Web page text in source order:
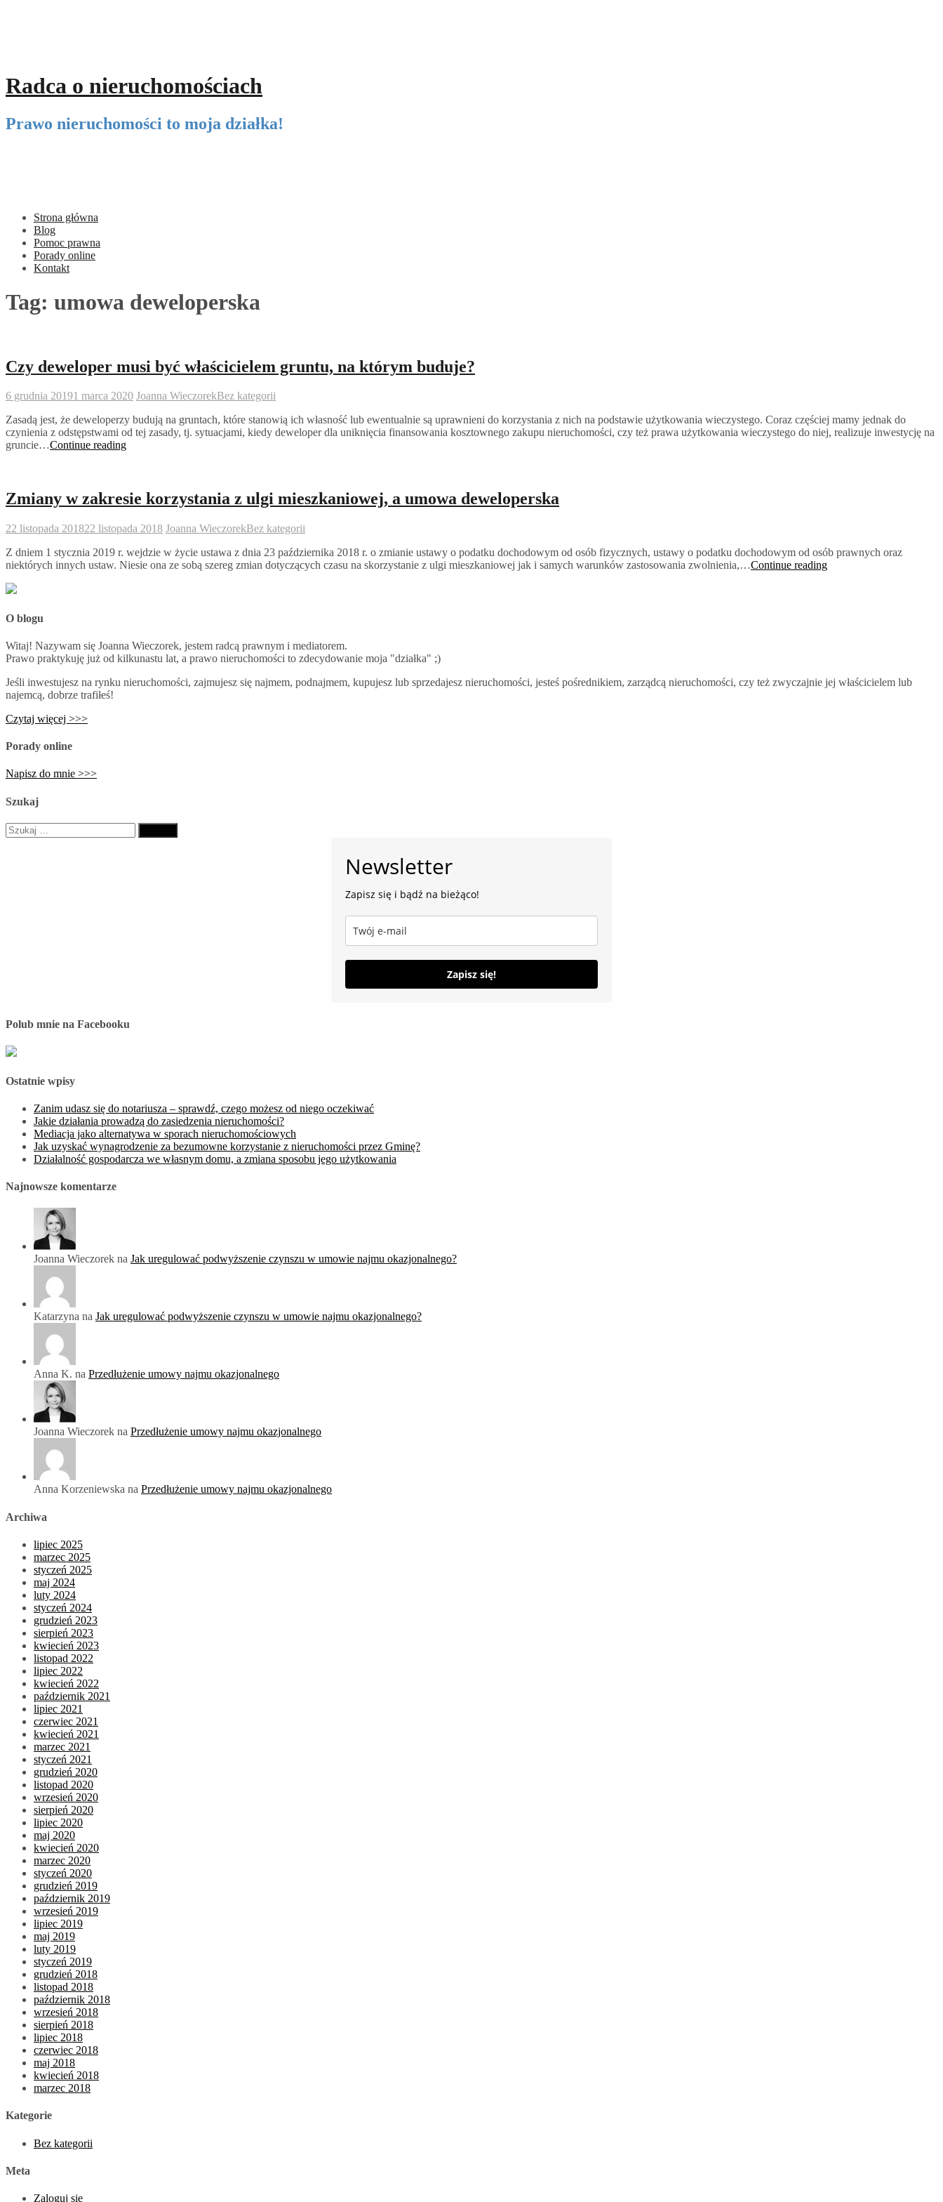
Radca o nieruchomościach
Prawo nieruchomości to moja działka!
Strona główna
Blog
Pomoc prawna
Porady online
Kontakt
Tag: umowa deweloperska
Czy deweloper musi być właścicielem gruntu, na którym buduje?
6 grudnia 20191 marca 2020 Joanna WieczorekBez kategorii
Zasadą jest, że deweloperzy budują na gruntach, które stanowią ich własność lub ewentualnie są uprawnieni do korzystania z nich na podstawie użytkowania wieczystego. Coraz częściej mamy jednak do
czynienia z odstępstwami od tej zasady, tj. sytuacjami, kiedy deweloper dla uniknięcia finansowania kosztownego zakupu nieruchomości, czy też prawa użytkowania wieczystego do niej, realizuje inwestycję na
gruncie…Continue readingCzy
właścicielem
gruntu,
którym
buduje?
Zmiany w zakresie korzystania z ulgi mieszkaniowej, a umowa deweloperska
22 listopada 201822 listopada 2018 Joanna WieczorekBez kategorii
Z dniem 1 stycznia 2019 r. wejdzie w życie ustawa z dnia 23 października 2018 r. o zmianie ustawy o podatku dochodowym od osób fizycznych, ustawy o podatku dochodowym od osób prawnych oraz
niektórych innych ustaw. Niesie ona ze sobą szereg zmian dotyczących czasu na skorzystanie z ulgi mieszkaniowej jak i samych warunków zastosowania zwolnienia,…Continue readingZmiany
deweloperska
O blogu
Witaj! Nazywam się Joanna Wieczorek, jestem radcą prawnym i mediatorem.
Prawo praktykuję już od kilkunastu lat, a prawo nieruchomości to zdecydowanie moja "działka" ;)
Jeśli inwestujesz na rynku nieruchomości, zajmujesz się najmem, podnajmem, kupujesz lub sprzedajesz nieruchomości, jesteś pośrednikiem, zarządcą nieruchomości, czy też zwyczajnie jej właścicielem lub
najemcą, dobrze trafiłeś!
Czytaj więcej >>>
Porady online
Napisz do mnie >>>
Szukaj
Szukaj:
Newsletter
Zapisz się i bądź na bieżąco!
Zapisz się!
Polub mnie na Facebooku
Ostatnie wpisy
Zanim udasz się do notariusza – sprawdź, czego możesz od niego oczekiwać
Jakie działania prowadzą do zasiedzenia nieruchomości?
Mediacja jako alternatywa w sporach nieruchomościowych
Jak uzyskać wynagrodzenie za bezumowne korzystanie z nieruchomości przez Gminę?
Działalność gospodarcza we własnym domu, a zmiana sposobu jego użytkowania
Najnowsze komentarze
Joanna Wieczorek na Jak uregulować podwyższenie czynszu w umowie najmu okazjonalnego?
Katarzyna na Jak uregulować podwyższenie czynszu w umowie najmu okazjonalnego?
Anna K. na Przedłużenie umowy najmu okazjonalnego
Joanna Wieczorek na Przedłużenie umowy najmu okazjonalnego
Anna Korzeniewska na Przedłużenie umowy najmu okazjonalnego
Archiwa
lipiec 2025
marzec 2025
styczeń 2025
maj 2024
luty 2024
styczeń 2024
grudzień 2023
sierpień 2023
kwiecień 2023
listopad 2022
lipiec 2022
kwiecień 2022
październik 2021
lipiec 2021
czerwiec 2021
kwiecień 2021
marzec 2021
styczeń 2021
grudzień 2020
listopad 2020
wrzesień 2020
sierpień 2020
lipiec 2020
maj 2020
kwiecień 2020
marzec 2020
styczeń 2020
grudzień 2019
październik 2019
wrzesień 2019
lipiec 2019
maj 2019
luty 2019
styczeń 2019
grudzień 2018
listopad 2018
październik 2018
wrzesień 2018
sierpień 2018
lipiec 2018
czerwiec 2018
maj 2018
kwiecień 2018
marzec 2018
Kategorie
Bez kategorii
Meta
Zaloguj się